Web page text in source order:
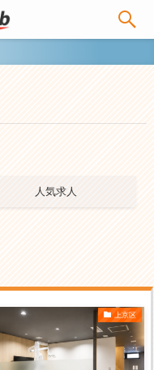
人気求人
上京区